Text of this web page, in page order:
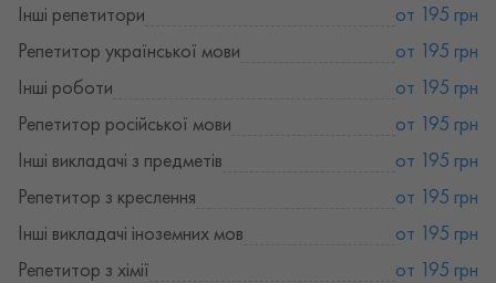
Iнші репетитори
от 195 грн
Репетитор української мови
от 195 грн
Інші роботи
от 195 грн
Репетитор російської мови
от 195 грн
Інші викладачі з предметів
от 195 грн
Репетитор з креслення
от 195 грн
Інші викладачі іноземних мов
от 195 грн
Репетитор з хімії
от 195 грн